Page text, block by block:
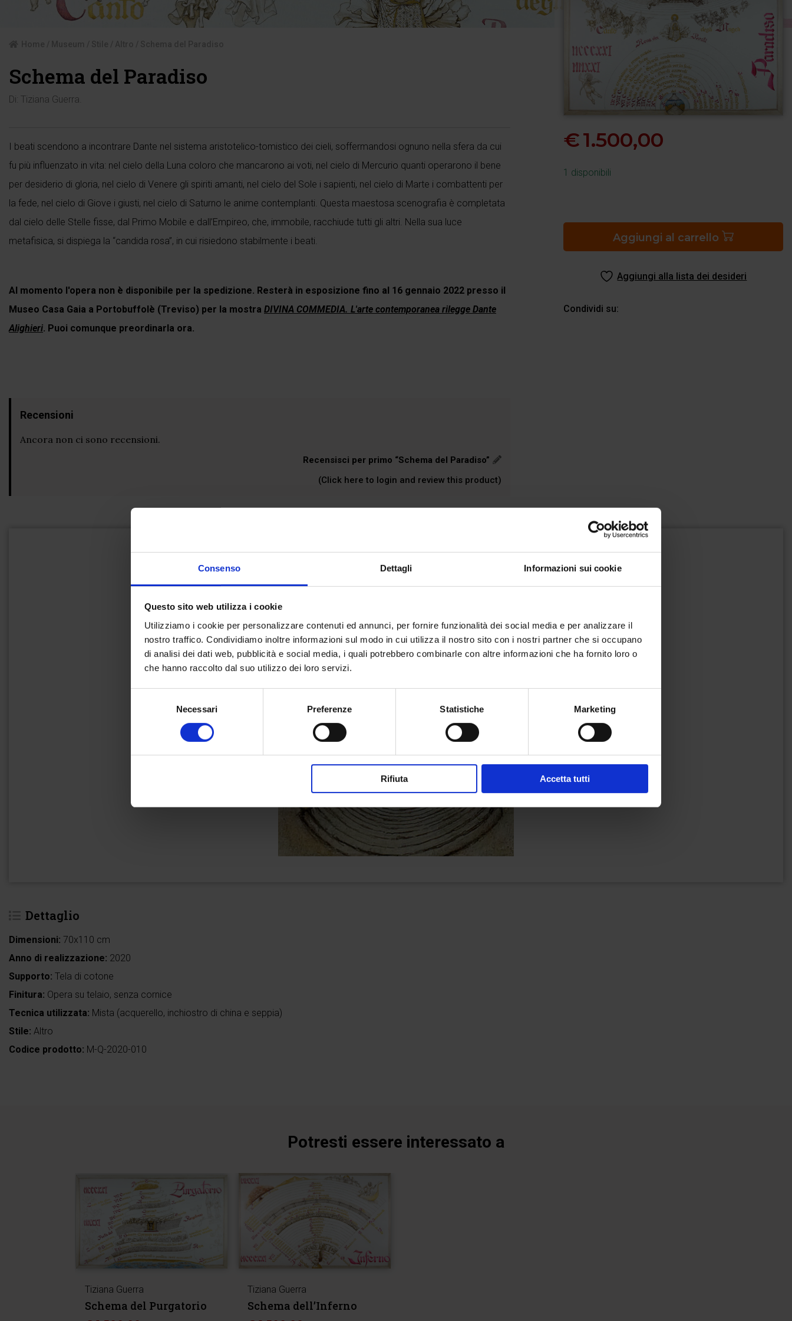
Consenso Dettagli Informazioni sui cookie
Questo sito web utilizza i cookie
Utilizziamo i cookie per personalizzare contenuti ed annunci, per fornire funzionalità dei social media e per analizzare il
nostro traffico. Condividiamo inoltre informazioni sul modo in cui utilizza il nostro sito con i nostri partner che si occupano
di analisi dei dati web, pubblicità e social media, i quali potrebbero combinarle con altre informazioni che ha fornito loro o
che hanno raccolto dal suo utilizzo dei loro servizi.
Necessari Preferenze Statistiche Marketing
Rifiuta Accetta tutti
€1.500,00
1 disponibili
quantità
Aggiungi al carrello
Aggiungi alla lista dei desideri
Condividi su:
Schema del Paradiso
Di: Tiziana Guerra
I beati scendono a incontrare Dante nel sistema aristotelico-tomistico dei cieli, soffermandosi ognuno nella sfera da cui
fu più influenzato in vita: nel cielo della Luna coloro che mancarono ai voti, nel cielo di Mercurio quanti operarono il bene
per desiderio di gloria, nel cielo di Venere gli spiriti amanti, nel cielo del Sole i sapienti, nel cielo di Marte i combattenti per
la fede, nel cielo di Giove i giusti, nel cielo di Saturno le anime contemplanti. Questa maestosa scenografia è completata
dal cielo delle Stelle fisse, dal Primo Mobile e dall’Empireo, che, immobile, racchiude tutti gli altri. Nella sua luce
metafisica, si dispiega la “candida rosa”, in cui risiedono stabilmente i beati.
Al momento l'opera non è disponibile per la spedizione. Resterà in esposizione fino al 16 gennaio 2022 presso il
Museo Casa Gaia a Portobuffolè (Treviso) per la mostra DIVINA COMMEDIA. L'arte contemporanea rilegge Dante
Alighieri. Puoi comunque preordinarla ora.
Recensioni
Ancora non ci sono recensioni.
Recensisci per primo “Schema del Paradiso”
(Click here to login and review this product)
Dettaglio
Dimensioni: 70x110 cm
Anno di realizzazione: 2020
Supporto: Tela di cotone
Finitura: Opera su telaio, senza cornice
Tecnica utilizzata: Mista (acquerello, inchiostro di china e seppia)
Stile: Altro
Codice prodotto: M-Q-2020-010
Potresti essere interessato a
Tiziana Guerra
Schema del Purgatorio
Tiziana Guerra
Schema dell’Inferno